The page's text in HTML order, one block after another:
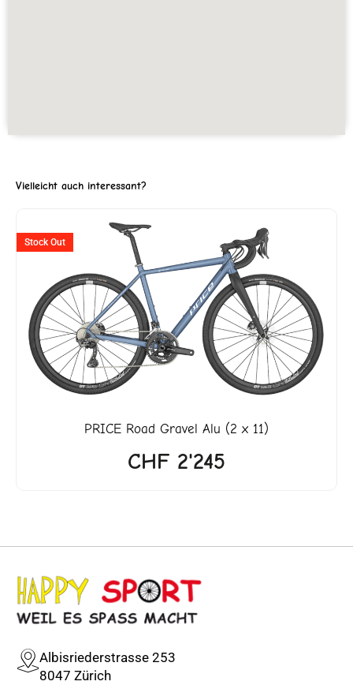
Vielleicht auch interessant?
Stock Out
PRICE Road Gravel Alu (2 x 11)
CHF 2'245
Albisriederstrasse 253
8047 Zürich